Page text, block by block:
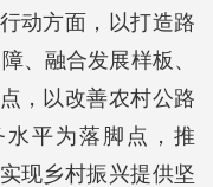
动方面，以打造路
、融合发展样板、
，以改善农村公路
平为落脚点，推
现乡村振兴提供坚